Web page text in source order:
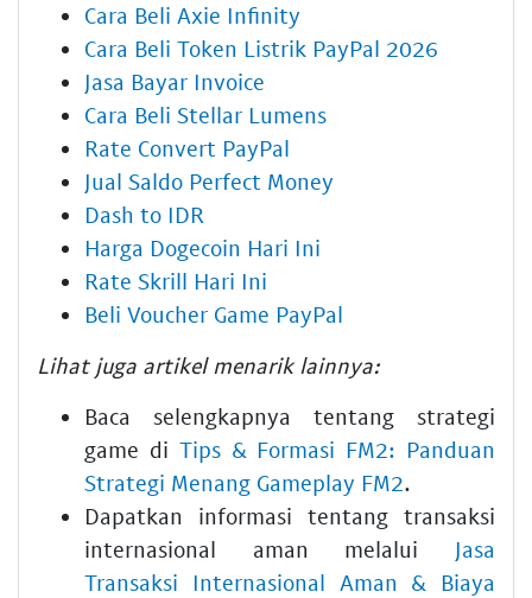
Cara Beli Axie Infinity
Cara Beli Token Listrik PayPal 2026
Jasa Bayar Invoice
Cara Beli Stellar Lumens
Rate Convert PayPal
Jual Saldo Perfect Money
Dash to IDR
Harga Dogecoin Hari Ini
Rate Skrill Hari Ini
Beli Voucher Game PayPal
Lihat juga artikel menarik lainnya:
Baca selengkapnya tentang strategi
game di Tips & Formasi FM2: Panduan
Strategi Menang Gameplay FM2.
Dapatkan informasi tentang transaksi
internasional aman melalui Jasa
Transaksi Internasional Aman & Biaya